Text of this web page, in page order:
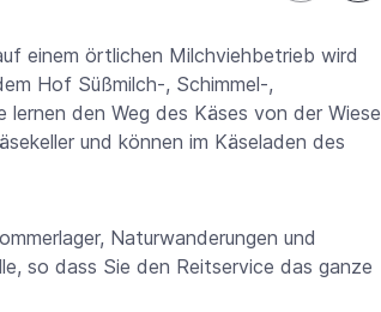
einem örtlichen Milchviehbetrieb wird
Hof Süßmilch-, Schimmel-,
den Weg des Käses von der Wiese
und können im Käseladen des
Naturwanderungen und
so dass Sie den Reitservice das ganze